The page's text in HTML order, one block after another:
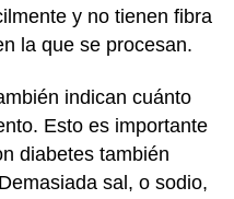
y no tienen fibra
la que se procesan.
indican cuánto
Esto es importante
diabetes también
sal, o sodio,